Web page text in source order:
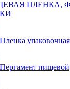
ПЛЕНКА,
Пленка упаковочная
Пергамент пищевой